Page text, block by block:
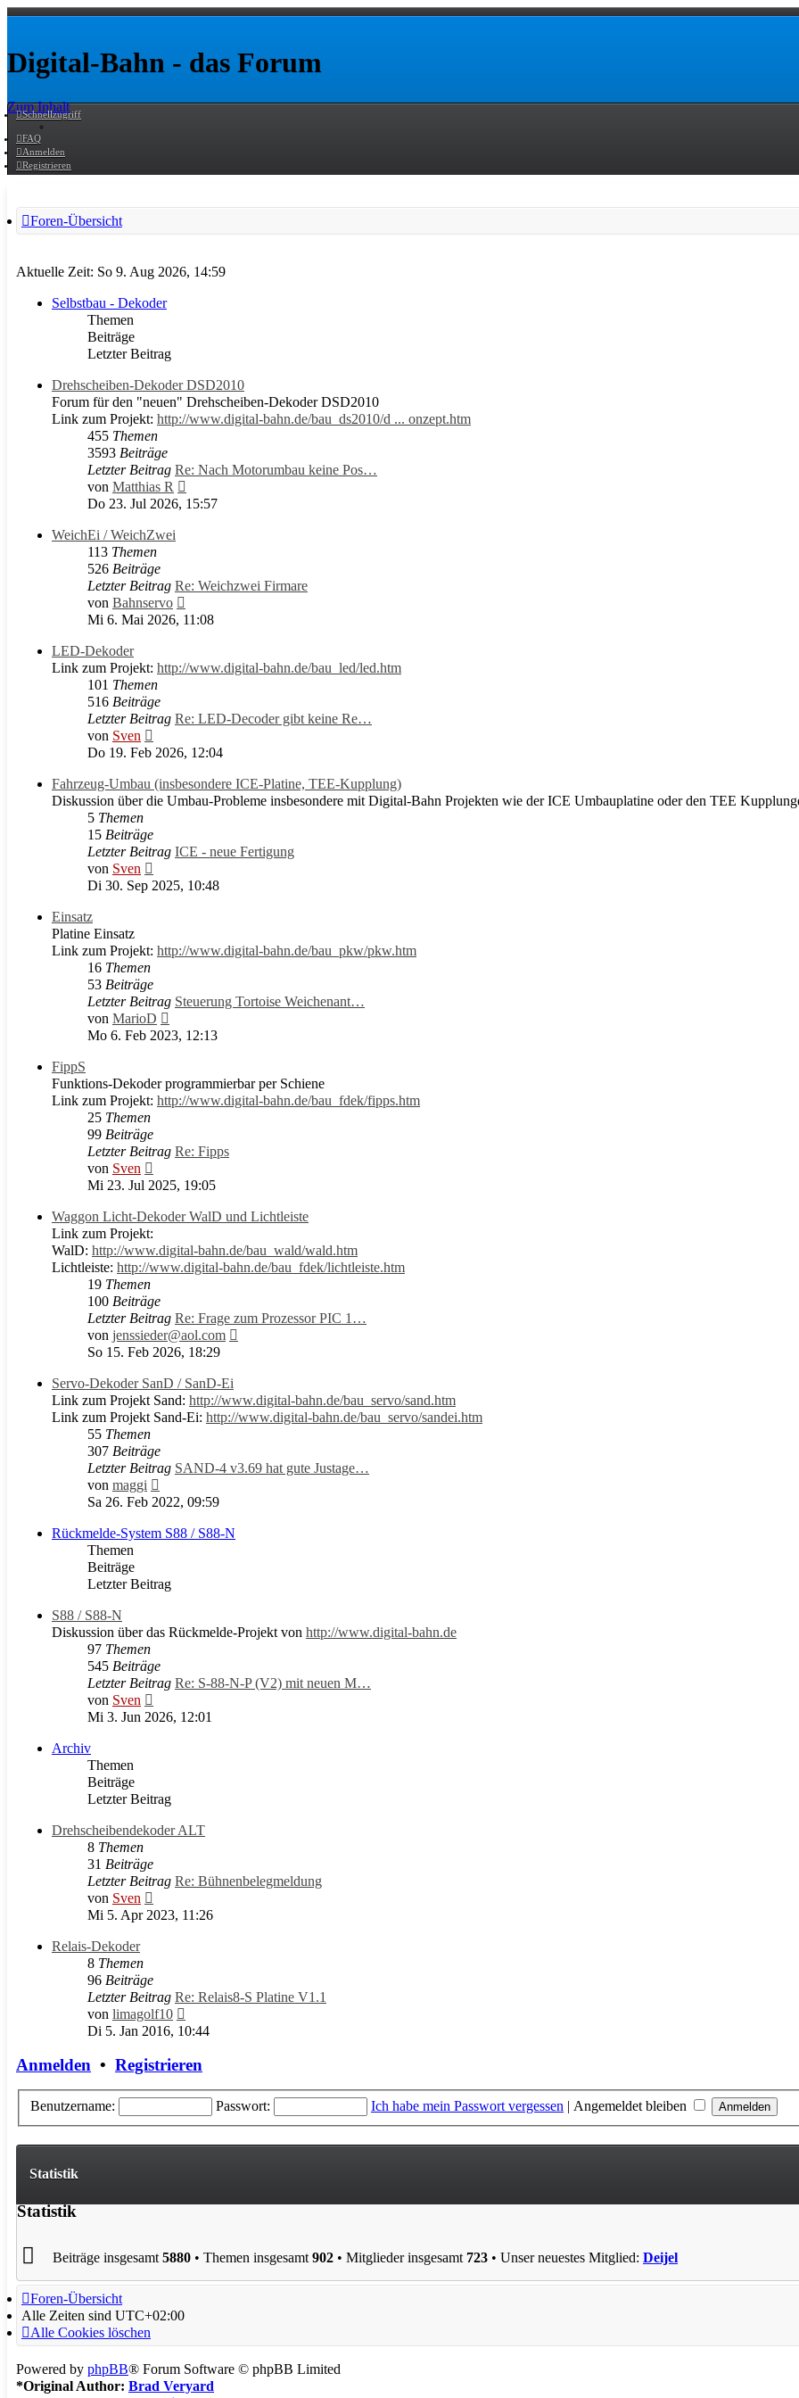
Digital-Bahn - das Forum
Zum Inhalt
Schnellzugriff
FAQ
Anmelden
Registrieren
Foren-Übersicht
Aktuelle Zeit: So 9. Aug 2026, 14:59
Selbstbau - Dekoder
Themen
Beiträge
Letzter Beitrag
Drehscheiben-Dekoder DSD2010
Forum für den "neuen" Drehscheiben-Dekoder DSD2010
Link zum Projekt: http://www.digital-bahn.de/bau_ds2010/d ... onzept.htm
455 Themen
3593 Beiträge
Letzter Beitrag Re: Nach Motorumbau keine Pos…
von Matthias R
Beitrag
Do 23. Jul 2026, 15:57
WeichEi / WeichZwei
113 Themen
526 Beiträge
Letzter Beitrag Re: Weichzwei Firmare
von Bahnservo
Beitrag
Mi 6. Mai 2026, 11:08
LED-Dekoder
Link zum Projekt: http://www.digital-bahn.de/bau_led/led.htm
101 Themen
516 Beiträge
Letzter Beitrag Re: LED-Decoder gibt keine Re…
von Sven
Beitrag
Do 19. Feb 2026, 12:04
Fahrzeug-Umbau (insbesondere ICE-Platine, TEE-Kupplung)
Diskussion über die Umbau-Probleme insbesondere mit Digital-Bahn Projekten wie der ICE Umbauplatine oder den TEE
5 Themen
15 Beiträge
Letzter Beitrag ICE - neue Fertigung
von Sven
Beitrag
Di 30. Sep 2025, 10:48
Einsatz
Platine Einsatz
Link zum Projekt: http://www.digital-bahn.de/bau_pkw/pkw.htm
16 Themen
53 Beiträge
Letzter Beitrag Steuerung Tortoise Weichenant…
von MarioD
Beitrag
Mo 6. Feb 2023, 12:13
FippS
Funktions-Dekoder programmierbar per Schiene
Link zum Projekt: http://www.digital-bahn.de/bau_fdek/fipps.htm
25 Themen
99 Beiträge
Letzter Beitrag Re: Fipps
von Sven
Beitrag
Mi 23. Jul 2025, 19:05
Waggon Licht-Dekoder WalD und Lichtleiste
Link zum Projekt:
WalD: http://www.digital-bahn.de/bau_wald/wald.htm
Lichtleiste: http://www.digital-bahn.de/bau_fdek/lichtleiste.htm
19 Themen
100 Beiträge
Letzter Beitrag Re: Frage zum Prozessor PIC 1…
von jenssieder@aol.com
So 15. Feb 2026, 18:29
Servo-Dekoder SanD / SanD-Ei
Link zum Projekt Sand: http://www.digital-bahn.de/bau_servo/sand.htm
Link zum Projekt Sand-Ei: http://www.digital-bahn.de/bau_servo/sandei.htm
55 Themen
307 Beiträge
Letzter Beitrag SAND-4 v3.69 hat gute Justage…
von maggi
Beitrag
Sa 26. Feb 2022, 09:59
Rückmelde-System S88 / S88-N
Themen
Beiträge
Letzter Beitrag
S88 / S88-N
Diskussion über das Rückmelde-Projekt von http://www.digital-bahn.de
97 Themen
545 Beiträge
Letzter Beitrag Re: S-88-N-P (V2) mit neuen M…
von Sven
Beitrag
Mi 3. Jun 2026, 12:01
Archiv
Themen
Beiträge
Letzter Beitrag
Drehscheibendekoder ALT
8 Themen
31 Beiträge
Letzter Beitrag Re: Bühnenbelegmeldung
von Sven
Beitrag
Mi 5. Apr 2023, 11:26
Relais-Dekoder
8 Themen
96 Beiträge
Letzter Beitrag Re: Relais8-S Platine V1.1
von limagolf10
Beitrag
Di 5. Jan 2016, 10:44
Anmelden • Registrieren
Benutzername: Passwort: Ich habe mein Passwort vergessen | Angemeldet bleiben
Statistik
Statistik
Beiträge insgesamt5880 • Themen insgesamt902 • Mitglieder insgesamt 723 • Unser neuestes Mitglied: Deijel
Foren-Übersicht
Alle Zeiten sind UTC+02:00
Alle Cookies löschen
Powered by phpBB® Forum Software © phpBB Limited
*Original Author: Brad Veryard